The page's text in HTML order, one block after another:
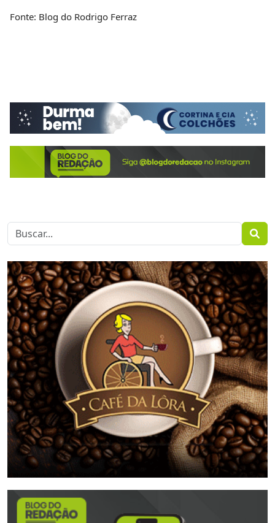
Fonte: Blog do Rodrigo Ferraz